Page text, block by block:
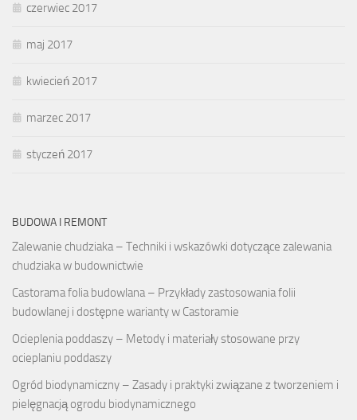
czerwiec 2017
maj 2017
kwiecień 2017
marzec 2017
styczeń 2017
BUDOWA I REMONT
Zalewanie chudziaka – Techniki i wskazówki dotyczące zalewania
chudziaka w budownictwie
Castorama folia budowlana – Przykłady zastosowania folii
budowlanej i dostępne warianty w Castoramie
Ocieplenia poddaszy – Metody i materiały stosowane przy
ocieplaniu poddaszy
Ogród biodynamiczny – Zasady i praktyki związane z tworzeniem i
pielęgnacją ogrodu biodynamicznego